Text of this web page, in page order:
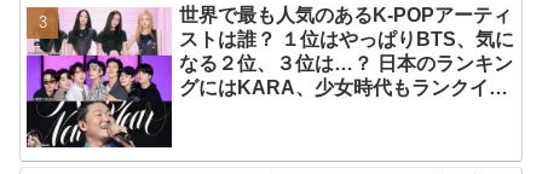
なりの大ヒット
世界で最も人気のあるK-POPアーティ
ストは誰？ １位はやっぱりBTS、気に
なる２位、３位は…？ 日本のランキン
グにはKARA、少女時代もランクイ